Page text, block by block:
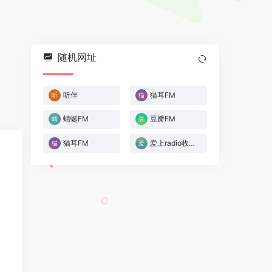
随机网址
听伴 猫耳FM
蜻蜓FM 豆瓣FM
猫耳FM 爱上radio收音机